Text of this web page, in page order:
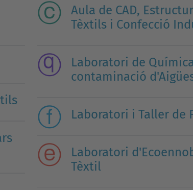
Aula de CAD,
Tèxtils i Confecció
Laboratori de
contaminació
Laboratori i Taller de
Laboratori
Tèxtil